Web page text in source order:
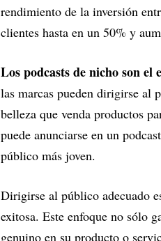
rendimiento de la inversión
clientes hasta en un 50% y
Los podcasts de nicho son el
las marcas pueden dirigirse al
belleza que venda productos
puede anunciarse en un
público más joven.
Dirigirse al público adecuado
exitosa. Este enfoque no sólo
genuino en su producto o